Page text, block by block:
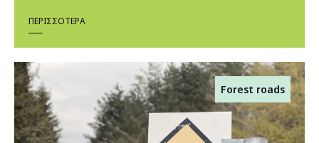
ΠΕΡΙΣΣΌΤΕΡΑ
Forest roads